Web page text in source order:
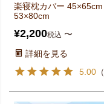
楽寝枕カバー 45×65cm
53×80cm
¥2,200税込 〜
詳細を見る
5.00 （